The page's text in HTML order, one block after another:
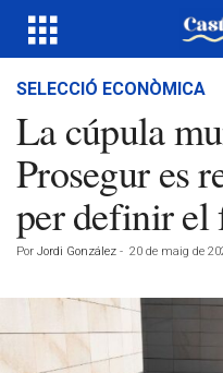
SELECCIÓ ECONÒMICA
La cúpula
Prosegur es
per definir el
Por Jordi González - 20 de maig de